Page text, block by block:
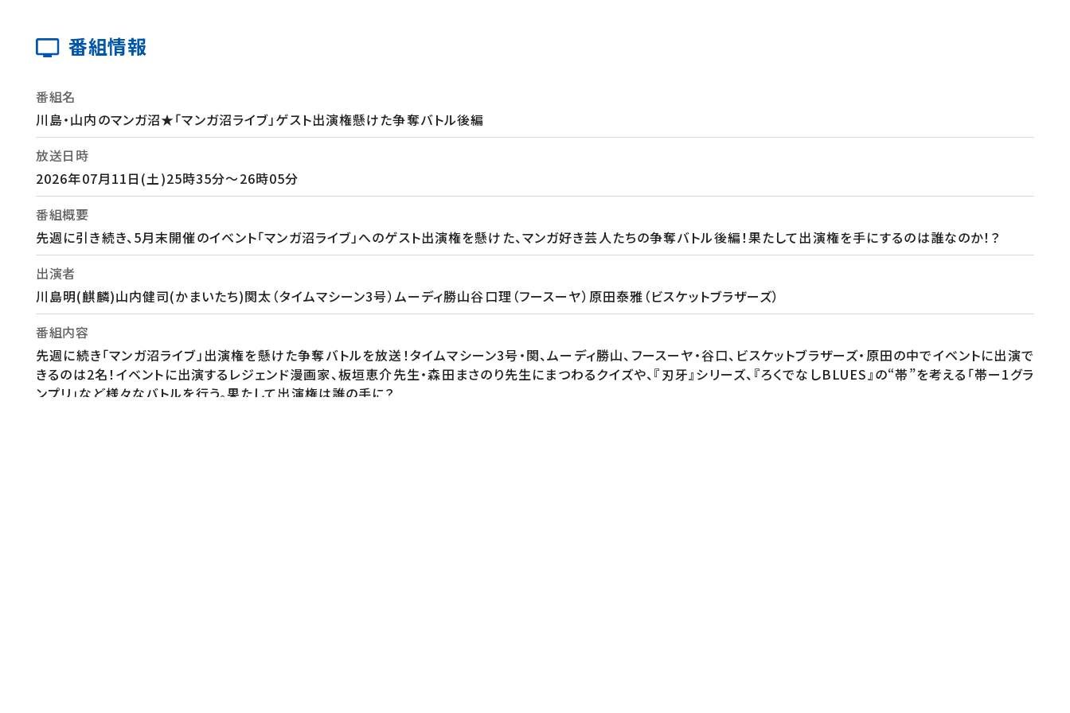
番組情報
番組名
川島・山内のマンガ沼★「マンガ沼ライブ」ゲスト出演権懸けた争奪バトル後編
放送日時
2026年07月11日(土)25時35分～26時05分
番組概要
先週に引き続き、5月末開催のイベント「マンガ沼ライブ」へのゲスト出演権を懸けた、マンガ好き芸人たちの争奪バトル後編！果たして出演権を手にするのは誰なのか！？
出演者
川島明(麒麟)山内健司(かまいたち)関太（タイムマシーン3号）ムーディ勝山谷口理（フースーヤ）原田泰雅（ビスケットブラザーズ）
番組内容
先週に続き「マンガ沼ライブ」出演権を懸けた争奪バトルを放送！タイムマシーン3号・関、ムーディ勝山、フースーヤ・谷口、ビスケットブラザーズ・原田の中でイベントに出演で
きるのは2名！イベントに出演するレジェンド漫画家、板垣恵介先生・森田まさのり先生にまつわるクイズや、『刃牙』シリーズ、『ろくでなしBLUES』の“帯”を考える「帯ー1グラ
ンプリ」など様々なバトルを行う。果たして出演権は誰の手に？